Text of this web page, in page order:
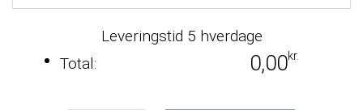
Leveringstid 5 hverdage
Total:
0,00kr.